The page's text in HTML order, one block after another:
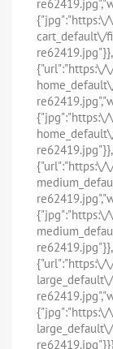
cart_default\/
{"url":"https:\/
{"url":"https:\/
{"url":"https:\/